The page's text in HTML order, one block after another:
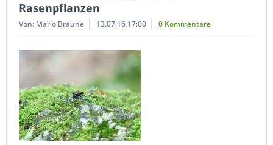
Rasenpflanzen
Von: Mario Braune 13.07.16 17:00 0 Kommentare